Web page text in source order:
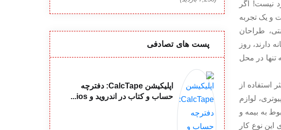
نیست! اگر
و یک تجربه
طراحان
دارند، روز
تنها در محل
استفاده از
لوازم
به بیمه و
نوع کار
پست های تصادفی
اپلیکیشن CalcTape: دفترچه‌
حساب و کتاب در اندروید و ios...